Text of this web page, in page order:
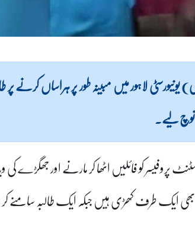
لاہور میں مبینہ طور پر ہراساں کرنے
نوچ لیے۔
پروفیسر کو فائلیں اٹھا کر مارنے اور جھگڑے کی
بھی ایک طرف کھڑی ہیں جبکہ ایک طالبہ سامنے